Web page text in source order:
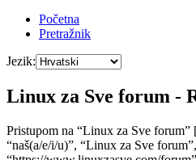
Početna
Pretražnik
Jezik:
Linux za Sve forum -
Pristupom na “Linux za Sve forum”
“naš(a/e/i/u)”, “Linux za Sve forum”,